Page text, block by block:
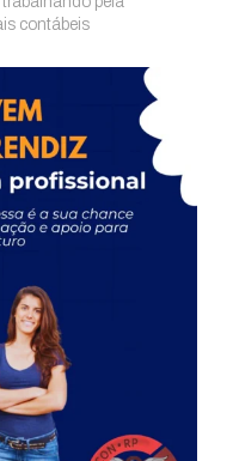
contábeis